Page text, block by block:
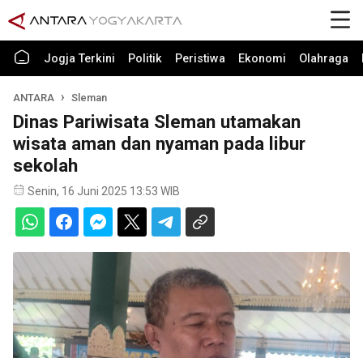
Jogja Terkini Politik Peristiwa Ekonomi Olahraga
ANTARA Sleman
Dinas Pariwisata Sleman utamakan
wisata aman dan nyaman pada libur
sekolah
Senin, 16 Juni 2025 13:53 WIB